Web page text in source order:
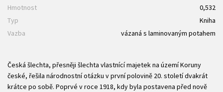
Hmotnost
0,532
Typ
Kniha
Vazba
vázaná s laminovaným potahem
Česká šlechta, přesněji šlechta vlastnící majetek na území Koruny
české, řešila národnostní otázku v první polovině 20. století dvakrát
krátce po sobě. Poprvé v roce 1918, kdy byla postavena před nově